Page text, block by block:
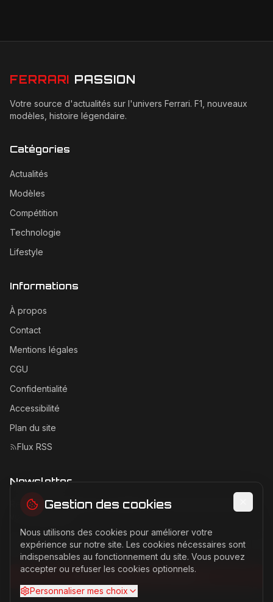
FERRARI PASSION
Votre source d'actualités sur l'univers Ferrari. F1, nouveaux
modèles, histoire légendaire.
Catégories
Actualités
Modèles
Compétition
Technologie
Lifestyle
Informations
À propos
Contact
Mentions légales
CGU
Confidentialité
Accessibilité
Plan du site
Flux RSS
Newsletter
Recevez les dernières actualités Ferrari directement dans
Adresse email pour la newsletter
S'abonner à la newsletter
Gestion des cookies
Nous utilisons des cookies pour améliorer votre
expérience sur notre site. Les cookies nécessaires sont
indispensables au fonctionnement du site. Vous pouvez
accepter ou refuser les cookies optionnels.
Personnaliser mes choix